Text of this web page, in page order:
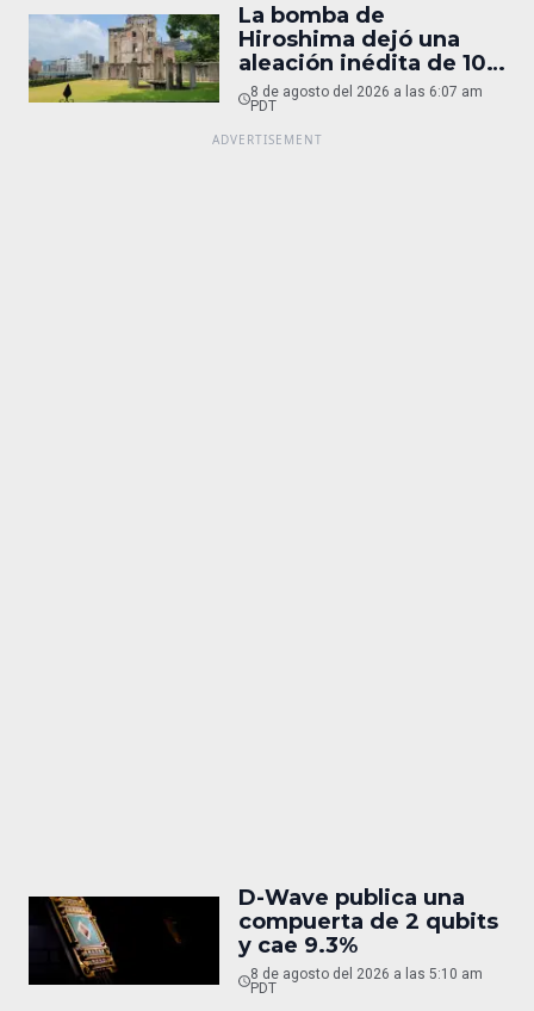
La bomba de
Hiroshima dejó una
aleación inédita de 10
micras
8 de agosto del 2026 a las 6:07 am
PDT
D-Wave publica una
compuerta de 2 qubits
y cae 9.3%
8 de agosto del 2026 a las 5:10 am
PDT